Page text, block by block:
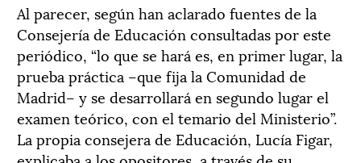
Al parecer, según han aclarado fuentes de la
Consejería de Educación consultadas por este
periódico, “lo que se hará es, en primer lugar, la
prueba práctica –que fija la Comunidad de
Madrid– y se desarrollará en segundo lugar el
examen teórico, con el temario del Ministerio”.
La propia consejera de Educación, Lucía Figar,